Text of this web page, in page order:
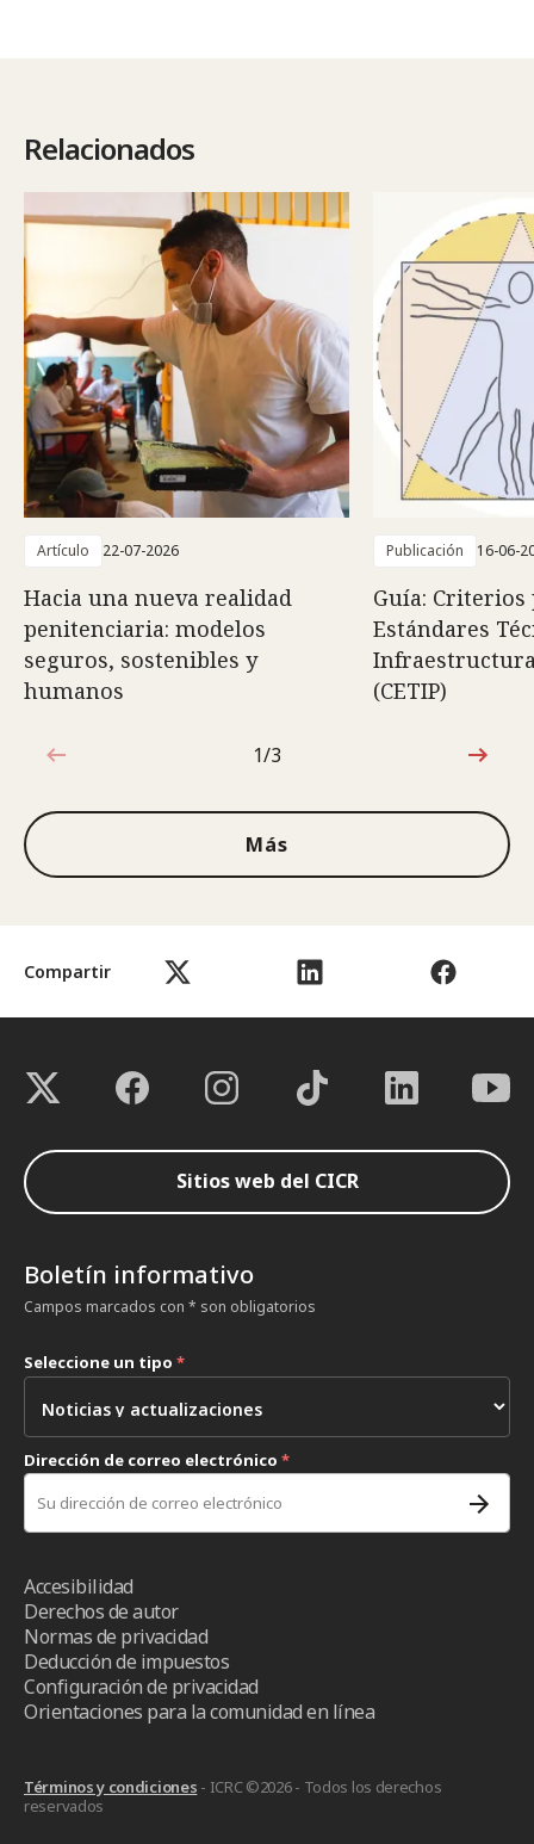
Compartir
Relacionados
Artículo 22-07-2026
Hacia una nueva realidad
penitenciaria: modelos
seguros, sostenibles y
humanos
Publicación 16-06-
Guía: Criterios
Estándares
(CETIP)
1de3
1/3
Más
Sitios web del CICR
Boletín informativo
Campos marcados con * son obligatorios
Seleccione un tipo *
Dirección de correo electrónico *
Accesibilidad
Derechos de autor
Normas de privacidad
Deducción de impuestos
Configuración de privacidad
Orientaciones para la comunidad en línea
Términos y condiciones - ICRC ©2026 - Todos los derechos
reservados